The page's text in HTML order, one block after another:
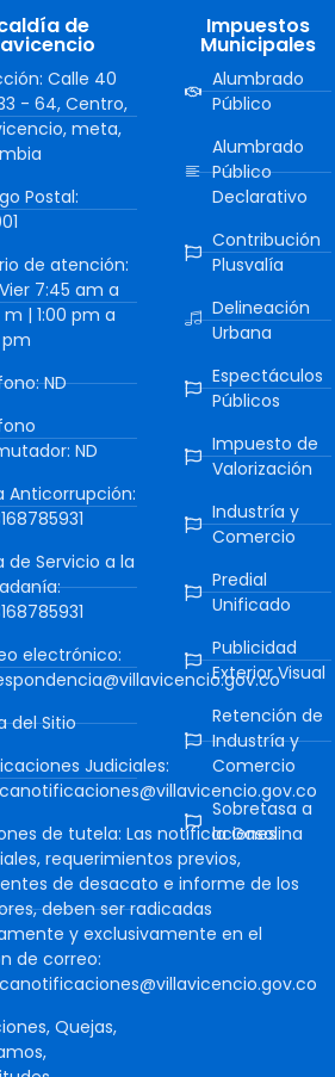
de
Calle 40
- 64, Centro,
meta,
Postal:
de atención:
7:45 am a
m | 1:00 pm a
ND
ND
Anticorrupción:
de Servicio a la
electrónico:
del Sitio
Judiciales:
de tutela: Las notificaciones
requerimientos previos,
de desacato e informe de los
deben ser radicadas
y exclusivamente en el
de correo:
Quejas,
Impuestos
Municipales
Alumbrado
Público
Alumbrado
Público
Declarativo
Contribución
Plusvalía
Delineación
Urbana
Espectáculos
Públicos
Impuesto de
Valorización
Industría y
Comercio
Predial
Unificado
Publicidad
Exterior Visual
Retención de
Industría y
Comercio
Sobretasa a
la Gasolina